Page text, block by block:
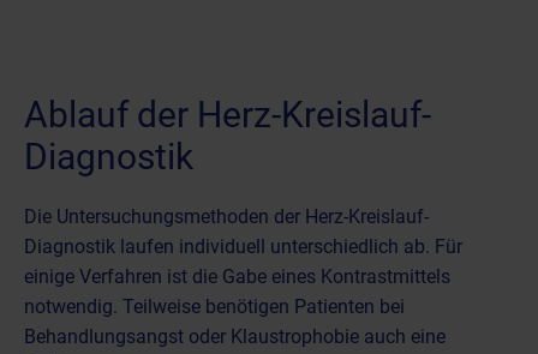
Ablauf der Herz-Kreislauf-
Diagnostik
Die Untersuchungsmethoden der Herz-Kreislauf-
Diagnostik laufen individuell unterschiedlich ab. Für
einige Verfahren ist die Gabe eines Kontrastmittels
notwendig. Teilweise benötigen Patienten bei
Behandlungsangst oder Klaustrophobie auch eine